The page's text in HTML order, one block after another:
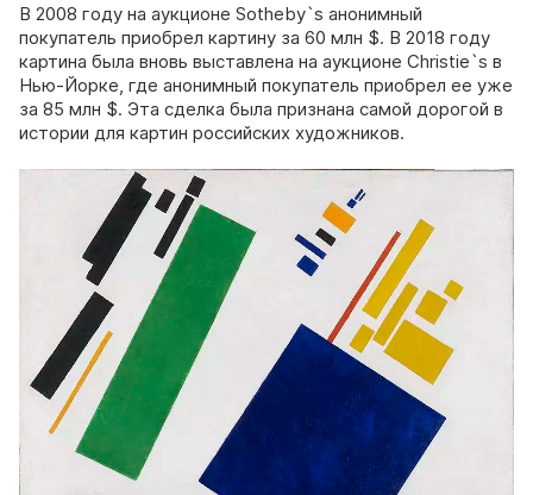
В 2008 году на аукционе Sotheby`s анонимный
покупатель приобрел картину за 60 млн $. В 2018 году
картина была вновь выставлена на аукционе Christie`s в
Нью-Йорке, где анонимный покупатель приобрел ее уже
за 85 млн $. Эта сделка была признана самой дорогой в
истории для картин российских художников.